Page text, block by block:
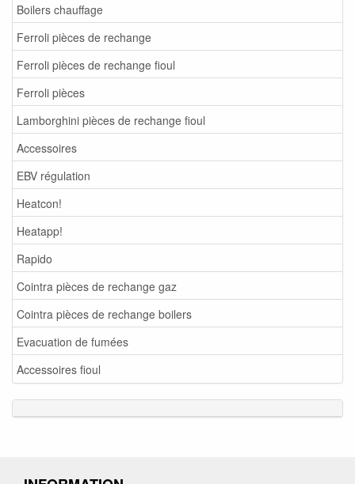
Boilers chauffage
Ferroli pièces de rechange
Ferroli pièces de rechange fioul
Ferroli pièces
Lamborghini pièces de rechange fioul
Accessoires
EBV régulation
Heatcon!
Heatapp!
Rapido
Cointra pièces de rechange gaz
Cointra pièces de rechange boilers
Evacuation de fumées
Accessoires fioul